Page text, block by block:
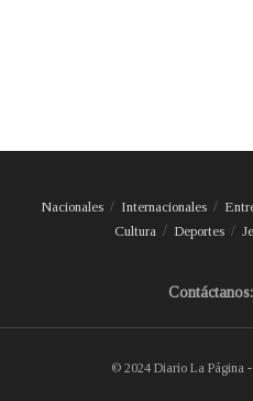
Nacionales Internacionales
Cultura
Deportes
© 2024 Diario La Página